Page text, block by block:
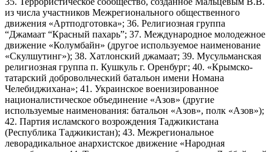
из числа участников Межрегионального общественного
движения «Артподготовка»; 36. Религиозная группа
“Джамаат “Красный пахарь”; 37. Международное молодежное
движение «Колумбайн» (другое используемое наименование
«Скулшутинг»); 38. Хатлонский джамаат; 39. Мусульманская
религиозная группа п. Кушкуль г. Оренбург; 40. «Крымско-
татарский добровольческий батальон имени Номана
Челебиджихана»; 41. Украинское военизированное
националистическое объединение «Азов» (другие
используемые наименования: батальон «Азов», полк «Азов»);
42. Партия исламского возрождения Таджикистана
(Республика Таджикистан); 43. Межрегиональное
леворадикальное анархистское движение «Народная